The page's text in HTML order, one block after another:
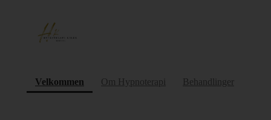
Velkommen (current)
Om Hypnoterapi Behandlinger